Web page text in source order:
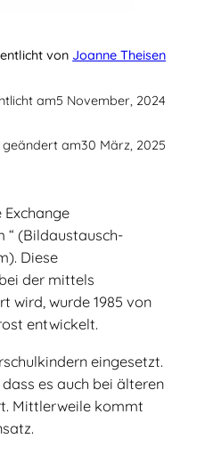
von Joanne Theisen
am5 November, 2024
geändert am30 März, 2025
Exchange
“ (Bildaustausch-
Diese
der mittels
wird, wurde 1985 von
entwickelt.
eingesetzt.
es auch bei älteren
Mittlerweile kommt